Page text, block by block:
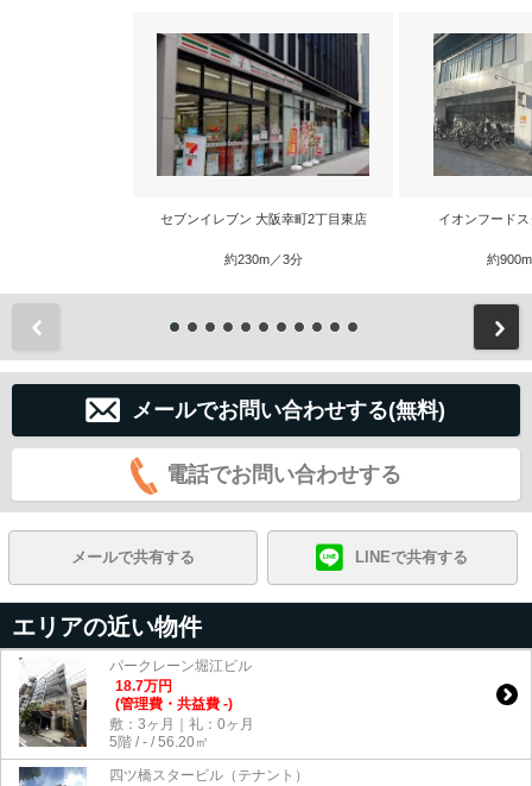
セブンイレブン 大阪幸町2丁目東店
約230m／3分
イオンフード
約
メールでお問い合わせする(無料)
電話でお問い合わせする
メールで共有する LINEで共有する
エリアの近い物件
パークレーン堀江ビル
18.7万円
(管理費・共益費 -)
敷：3ヶ月｜礼：0ヶ月
5階 / - / 56.20㎡
四ツ橋スタービル（テナント）